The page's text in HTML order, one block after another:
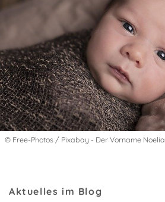
© Free-Photos / Pixabay - Der Vorname Noelia
Aktuelles im Blog